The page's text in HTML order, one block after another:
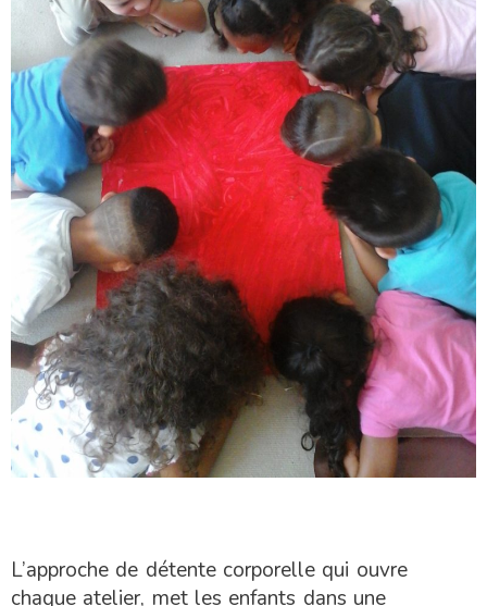
L’approche de détente corporelle qui ouvre
chaque atelier, met les enfants dans une